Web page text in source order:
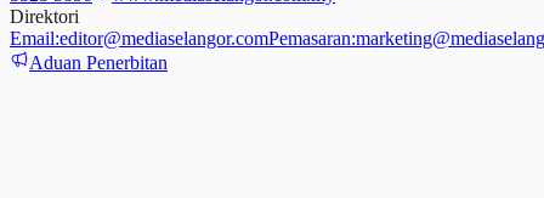
Direktori
Email:editor@mediaselangor.comPemasaran:
Aduan Penerbitan